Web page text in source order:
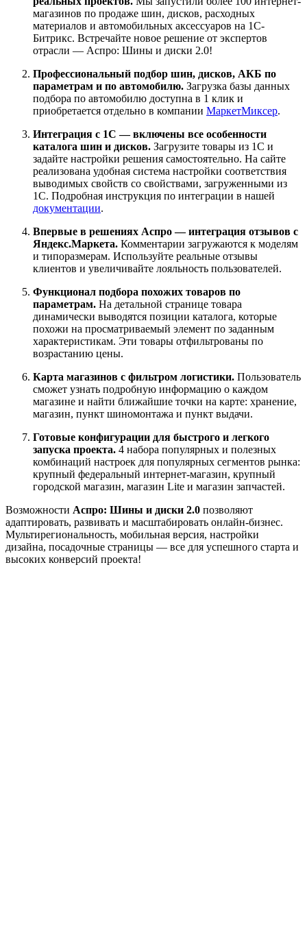
магазинов по продаже шин, дисков, расходных
материалов и автомобильных аксессуаров на 1С-
Битрикс. Встречайте новое решение от экспертов
отрасли — Аспро: Шины и диски 2.0!
Профессиональный подбор шин, дисков, АКБ по
параметрам и по автомобилю. Загрузка базы данных
подбора по автомобилю доступна в 1 клик и
приобретается отдельно в компании МаркетМиксер.
Интеграция с 1С — включены все особенности
каталога шин и дисков. Загрузите товары из 1С и
задайте настройки решения самостоятельно. На сайте
реализована удобная система настройки соответствия
выводимых свойств со свойствами, загруженными из
1С. Подробная инструкция по интеграции в нашей
документации.
Впервые в решениях Аспро — интеграция отзывов с
Яндекс.Маркета. Комментарии загружаются к моделям
и типоразмерам. Используйте реальные отзывы
клиентов и увеличивайте лояльность пользователей.
Функционал подбора похожих товаров по
параметрам. На детальной странице товара
динамически выводятся позиции каталога, которые
похожи на просматриваемый элемент по заданным
характеристикам. Эти товары отфильтрованы по
возрастанию цены.
Карта магазинов с фильтром логистики. Пользователь
сможет узнать подробную информацию о каждом
магазине и найти ближайшие точки на карте: хранение,
магазин, пункт шиномонтажа и пункт выдачи.
Готовые конфигурации для быстрого и легкого
запуска проекта. 4 набора популярных и полезных
комбинаций настроек для популярных сегментов рынка:
крупный федеральный интернет-магазин, крупный
городской магазин, магазин Lite и магазин запчастей.
Возможности Аспро: Шины и диски 2.0 позволяют
адаптировать, развивать и масштабировать онлайн-бизнес.
Мультирегиональность, мобильная версия, настройки
дизайна, посадочные страницы — все для успешного старта и
высоких конверсий проекта!